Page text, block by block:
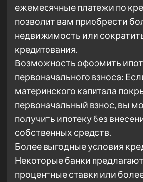
ежемесячные платежи по
позволит вам приобрести
недвижимость или
кредитования.
Возможность оформить
первоначального взноса:
материнского капитала
первоначальный взнос, вы
получить ипотеку без
собственных средств.
Более выгодные условия
Некоторые банки
процентные ставки или